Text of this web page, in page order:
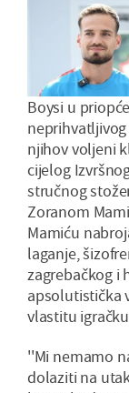
Boysi u
njihov voljeni
cijelog
stručnog
Zoranom
Mamiću
laganje,
zagrebačkog i
apsolutistička
vlastitu
''Mi nemamo
dolaziti na